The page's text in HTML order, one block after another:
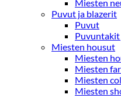
Miesten
Puvut ja blazerit
Puvut
Miesten housut
Miesten
Miesten
Miesten
Miesten